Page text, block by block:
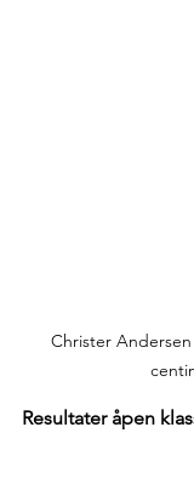
Christer
Resultater åpen